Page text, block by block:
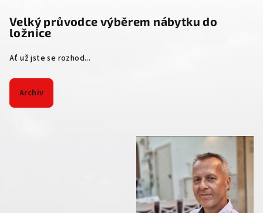
Velký průvodce výběrem nábytku do
ložnice
Ať už jste se rozhod...
Archiv